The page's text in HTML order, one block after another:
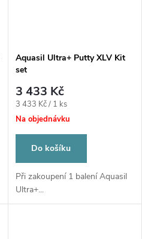
Aquasil Ultra+ Putty XLV Kit
set
3 433 Kč
Měrná
cena:
3 433 Kč / 1 ks
Na objednávku
Do košíku
Při zakoupení 1 balení Aquasil
Ultra+...